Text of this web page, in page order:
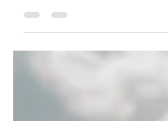
contre la fraude financière en Afrique.